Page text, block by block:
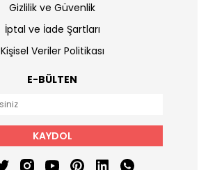
Gizlilik ve Güvenlik
İptal ve İade Şartları
Kişisel Veriler Politikası
E-BÜLTEN
KAYDOL